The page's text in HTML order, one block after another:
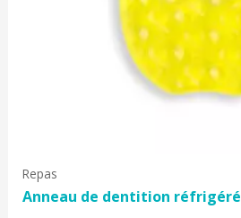
Repas
Anneau de dentition réfrigéré